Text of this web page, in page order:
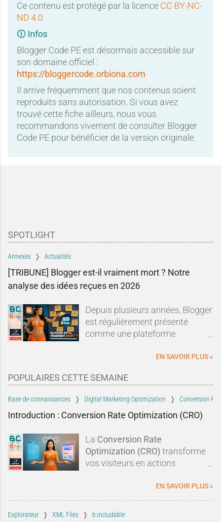
Ce contenu est protégé par la licence CC BY-NC-
ND 4.0
🛈 Infos
Blogger Code PE est désormais accessible sur
son domaine officiel :
https://bloggercode.orbiona.com
Il arrive fréquemment que nos contenus soient
reproduits sans autorisation. Si vous avez
trouvé cette fiche ailleurs, nous vous
recommandons vivement de consulter Blogger
Code PE pour bénéficier de la version originale.
SPOTLIGHT
Annexes Actualités
[TRIBUNE] Blogger est-il vraiment mort ? Notre
analyse des idées reçues en 2026
Depuis plusieurs années, Blogger
est régulièrement présenté
comme une plateforme
de vie.Sur les forums, les réseaux
de plateformes de blogging, les
sans cesse : Blogger serait un
dinosaure du Web, Google
longtemps et il serait devenu
incapable de rivaliser avec les
solutions modernes.À tel point
légitimement se demander si
ouvrir un blog sur Blogger en
2026 a encore le moindre
EN SAVOIR PLUS »
POPULAIRES CETTE SEMAINE
Base de connaissances Digital Marketing Optimization Conversion
Introduction : Conversion Rate Optimization (CRO)
La Conversion Rate
Optimization (CRO) transforme
vos visiteurs en actions
. En optimisant
vospages Blogger, vosCTA, la
preuve sociale
EN SAVOIR PLUS »
Explorateur XML Files b:includable